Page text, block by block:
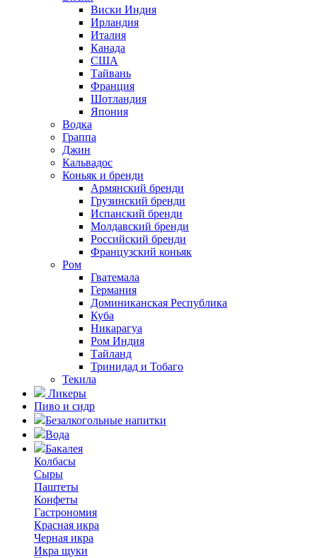
Виски Индия
Ирландия
Италия
Канада
США
Тайвань
Франция
Шотландия
Япония
Водка
Граппа
Джин
Кальвадос
Коньяк и бренди
Армянский бренди
Грузинский бренди
Испанский бренди
Молдавский бренди
Российский бренди
Французский коньяк
Ром
Гватемала
Германия
Доминиканская Республика
Куба
Никарагуа
Ром Индия
Тайланд
Тринидад и Тобаго
Текила
Ликеры
Пиво и сидр
Безалкогольные напитки
Вода
Бакалея
Колбасы
Сыры
Паштеты
Конфеты
Гастрономия
Красная икра
Черная икра
Икра щуки